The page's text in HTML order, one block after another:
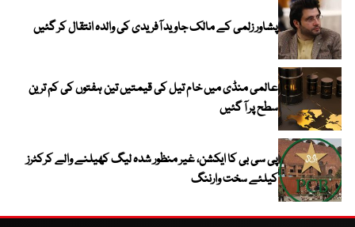
پشاور زلمی کے مالک جاوید آفریدی کی والدہ انتقال کر گئیں
عالمی منڈی میں خام تیل کی قیمتیں تین ہفتوں کی کم ترین
سطح پر آ گئیں
پی سی بی کا ایکشن، غیر منظور شدہ لیگ کھیلنے والے کرکٹرز
کیلئے سخت وارننگ